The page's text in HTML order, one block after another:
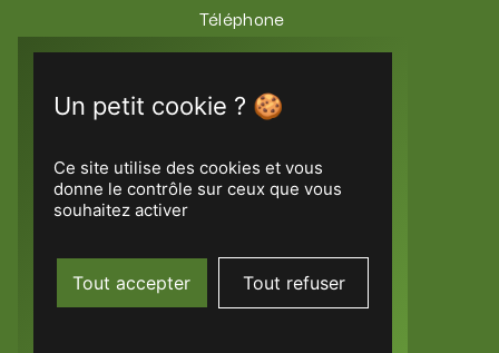
Téléphone
06 14 73 31 43
E-mail
odlactiv@gmail.com
PLAN DU SITE
NOS PRESTATIONS
Ce site utilise des cookies et vous
donne le contrôle sur ceux que vous
souhaitez activer
Tout accepter Tout refuser